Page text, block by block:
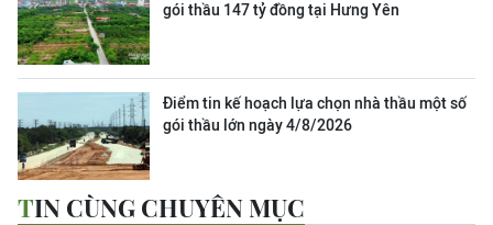
gói thầu 147 tỷ đồng tại Hưng Yên
Điểm tin kế hoạch lựa chọn nhà thầu một số
gói thầu lớn ngày 4/8/2026
TIN CÙNG CHUYÊN MỤC